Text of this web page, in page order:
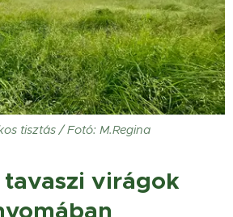
tisztás / Fotó: M.Regina
tavaszi virágok